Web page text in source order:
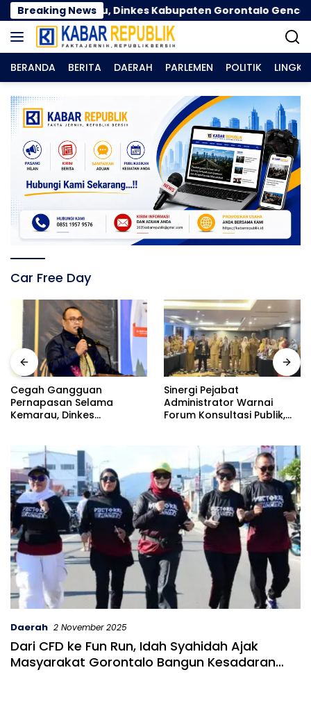
Langsung
ke
konten
Breaking News
Kemarau, Dinkes Kabupaten Gorontalo Gencarkan
BERANDA BERITA DAERAH PARLEMEN POLITIK
Car Free Day
Cegah Gangguan
Pernapasan Selama
Kemarau, Dinkes
Masker
Sinergi Pejabat
Administrator Warnai
Forum Konsultasi Publik,
Pelayanan
Daerah 2 November 2025
Dari CFD ke Fun Run, Idah Syahidah Ajak
Masyarakat Gorontalo Bangun Kesadaran